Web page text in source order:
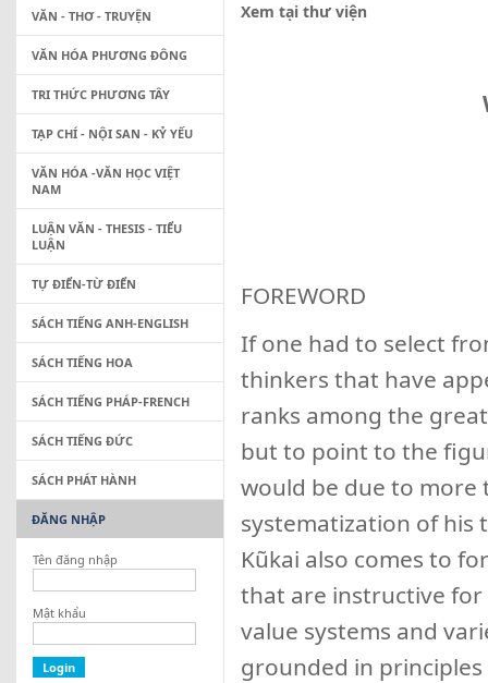
Xem tại thư viện
FOREWORD
If one had to select
thinkers that have
ranks among the
but to point to the
would be due to
systematization of his
Kũkai also comes to
that are instructive for
value systems and
grounded in
VĂN - THƠ - TRUYỆN
VĂN HÓA PHƯƠNG ĐÔNG
TRI THỨC PHƯƠNG TÂY
TẠP CHÍ - NỘI SAN - KỶ YẾU
VĂN HÓA -VĂN HỌC VIỆT
NAM
LUẬN VĂN - THESIS - TIỂU
LUẬN
TỰ ĐIỂN-TỪ ĐIỂN
SÁCH TIẾNG ANH-ENGLISH
SÁCH TIẾNG HOA
SÁCH TIẾNG PHÁP-FRENCH
SÁCH TIẾNG ĐỨC
SÁCH PHÁT HÀNH
ĐĂNG NHẬP
Tên đăng nhập
Mật khẩu